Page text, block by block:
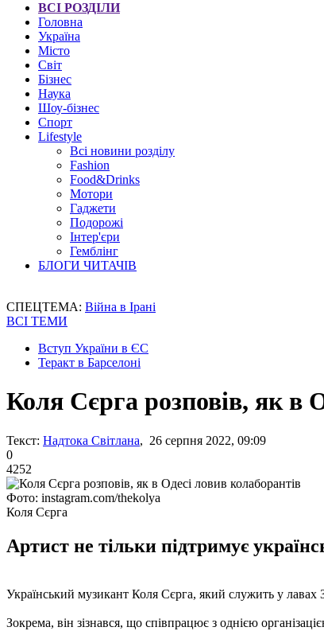
ВСІ РОЗДІЛИ
Головна
Україна
Місто
Світ
Бізнес
Наука
Шоу-бізнес
Спорт
Lifestyle
Всі новини розділу
Fashion
Food&Drinks
Мотори
Гаджети
Подорожі
Інтер'єри
Гемблінг
БЛОГИ ЧИТАЧІВ
СПЕЦТЕМА: Війна в Ірані
ВСІ ТЕМИ
Вступ України в ЄС
Теракт в Барселоні
Коля Сєрга розповів, як в
Текст: Надтока Світлана, 26 серпня 2022, 09:09
0
4252
Фото: instagram.com/thekolya
Коля Сєрга
Артист не тільки підтримує
Український музикант Коля Сєрга, який служить у лавах
Зокрема, він зізнався, що співпрацює з однією